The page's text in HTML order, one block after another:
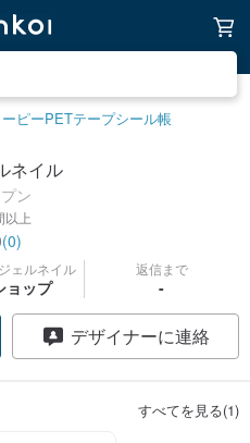
ピーPETテープシール帳
ネイル
ン
以上
(0)
ェルネイル
ョップ
返信まで
-
デザイナーに連絡
すべてを見る(1)